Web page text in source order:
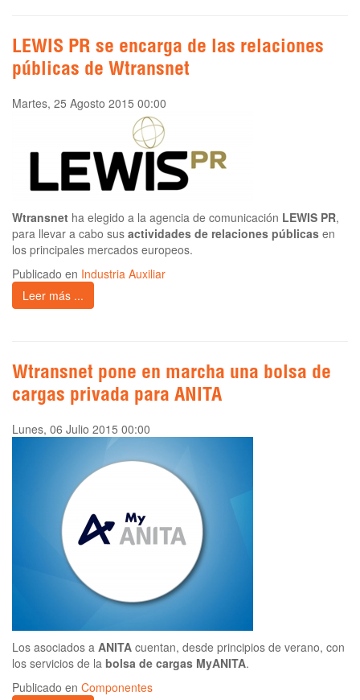
LEWIS PR se encarga de las relaciones
públicas de Wtransnet
Martes, 25 Agosto 2015 00:00
Wtransnet ha elegido a la agencia de comunicación LEWIS PR,
para llevar a cabo sus actividades de relaciones públicas en
los principales mercados europeos.
Publicado en Industria Auxiliar
Leer más ...
Wtransnet pone en marcha una bolsa de
cargas privada para ANITA
Lunes, 06 Julio 2015 00:00
Los asociados a ANITA cuentan, desde principios de verano, con
los servicios de la bolsa de cargas MyANITA.
Publicado en Componentes